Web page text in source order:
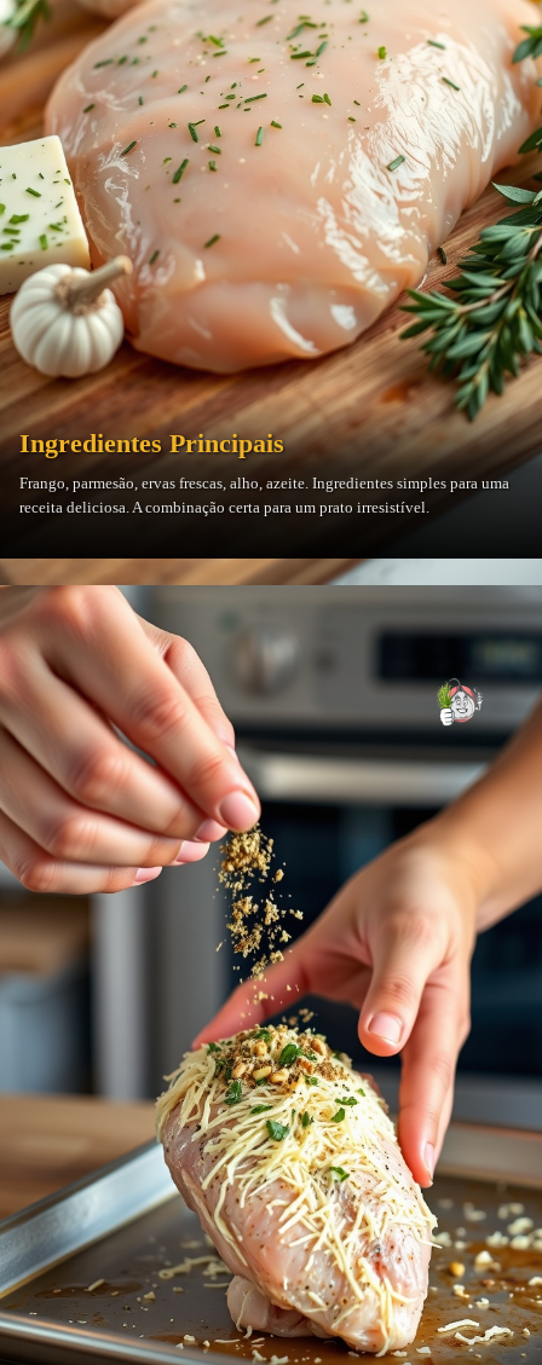
Ingredientes Principais
Frango, parmesão, ervas frescas, alho, azeite. Ingredientes simples para uma
receita deliciosa. A combinação certa para um prato irresistível.